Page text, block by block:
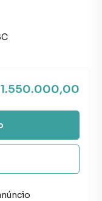
1.550.000,00